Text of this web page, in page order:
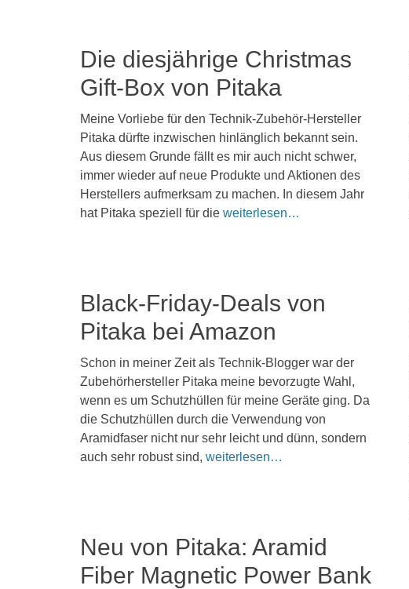
Die diesjährige Christmas
Gift-Box von Pitaka
Veröffentlicht
am
16.
2025
Kommentieren
Meine Vorliebe für den Technik-Zubehör-Hersteller
Pitaka dürfte inzwischen hinlänglich bekannt sein.
Aus diesem Grunde fällt es mir auch nicht schwer,
immer wieder auf neue Produkte und Aktionen des
Herstellers aufmerksam zu machen. In diesem Jahr
hat Pitaka speziell für die weiterlesen…
Black-Friday-Deals von
Pitaka bei Amazon
Veröffentlicht
am
20.
2025
Kommentieren
Schon in meiner Zeit als Technik-Blogger war der
Zubehörhersteller Pitaka meine bevorzugte Wahl,
wenn es um Schutzhüllen für meine Geräte ging. Da
die Schutzhüllen durch die Verwendung von
Aramidfaser nicht nur sehr leicht und dünn, sondern
auch sehr robust sind, weiterlesen…
Neu von Pitaka: Aramid
Fiber Magnetic Power Bank